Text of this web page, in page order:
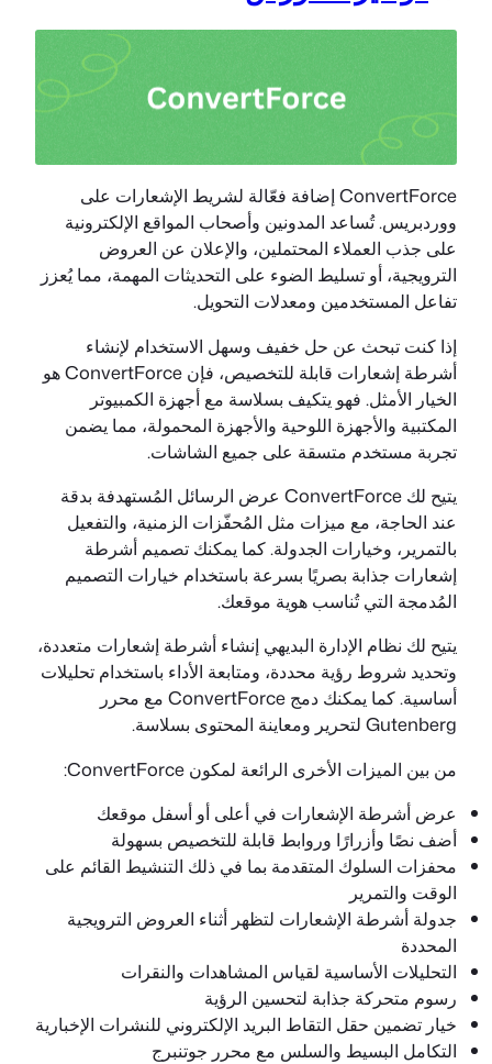
ConvertForce إضافة فعّالة لشريط الإشعارات على
ووردبريس. تُساعد المدونين وأصحاب المواقع الإلكترونية
على جذب العملاء المحتملين، والإعلان عن العروض
الترويجية، أو تسليط الضوء على التحديثات المهمة، مما يُعزز
تفاعل المستخدمين ومعدلات التحويل.
إذا كنت تبحث عن حل خفيف وسهل الاستخدام لإنشاء
أشرطة إشعارات قابلة للتخصيص، فإن ConvertForce هو
الخيار الأمثل. فهو يتكيف بسلاسة مع أجهزة الكمبيوتر
المكتبية والأجهزة اللوحية والأجهزة المحمولة، مما يضمن
تجربة مستخدم متسقة على جميع الشاشات.
يتيح لك ConvertForce عرض الرسائل المُستهدفة بدقة
عند الحاجة، مع ميزات مثل المُحفّزات الزمنية، والتفعيل
بالتمرير، وخيارات الجدولة. كما يمكنك تصميم أشرطة
إشعارات جذابة بصريًا بسرعة باستخدام خيارات التصميم
المُدمجة التي تُناسب هوية موقعك.
يتيح لك نظام الإدارة البديهي إنشاء أشرطة إشعارات متعددة،
وتحديد شروط رؤية محددة، ومتابعة الأداء باستخدام تحليلات
أساسية. كما يمكنك دمج ConvertForce مع محرر
Gutenberg لتحرير ومعاينة المحتوى بسلاسة.
من بين الميزات الأخرى الرائعة لمكون ConvertForce:
عرض أشرطة الإشعارات في أعلى أو أسفل موقعك
أضف نصًا وأزرارًا وروابط قابلة للتخصيص بسهولة
محفزات السلوك المتقدمة بما في ذلك التنشيط القائم على
الوقت والتمرير
جدولة أشرطة الإشعارات لتظهر أثناء العروض الترويجية
المحددة
التحليلات الأساسية لقياس المشاهدات والنقرات
رسوم متحركة جذابة لتحسين الرؤية
خيار تضمين حقل التقاط البريد الإلكتروني للنشرات الإخبارية
التكامل البسيط والسلس مع محرر جوتنبرج